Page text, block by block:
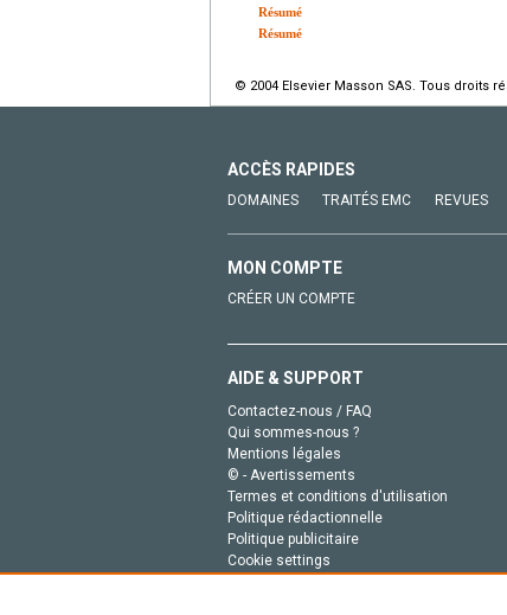
Résumé
Résumé
© 2004 Elsevier Masson SAS. Tous droits
ACCÈS RAPIDES
DOMAINES TRAITÉS EMC REVUES
MON COMPTE
CRÉER UN COMPTE
AIDE & SUPPORT
Contactez-nous / FAQ
Qui sommes-nous ?
Mentions légales
© - Avertissements
Termes et conditions d'utilisation
Politique rédactionnelle
Politique publicitaire
Cookie settings